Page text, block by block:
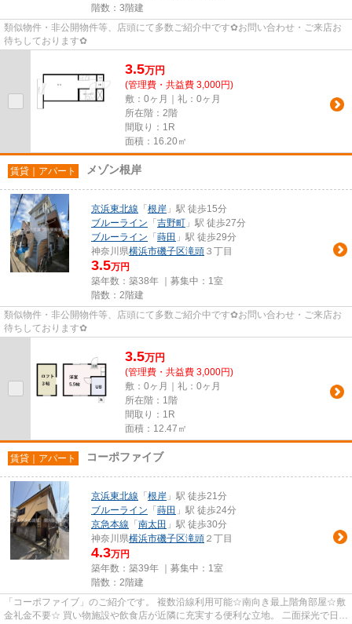
階数：3階建
類似物件・非公開物件等、店頭にて多数ご紹介中です✿お問い合わせ・ご来店お
待ちしております✿
3.5万円
(管理費・共益費 3,000円)
敷：0ヶ月｜礼：0ヶ月
所在階：2階
間取り：1R
面積：16.20㎡
賃貸｜アパート メゾン根岸
京浜東北線 「 根岸 」駅 徒歩15分
ブルーライン 「 吉野町 」駅 徒歩27分
ブルーライン 「 蒔田 」駅 徒歩29分
神奈川県横浜市磯子区滝頭 ３丁目
3.5万円
築年数：築38年 ｜募集中： 1室
階数：2階建
類似物件・非公開物件等、店頭にて多数ご紹介中です✿お問い合わせ・ご来店お
待ちしております✿
3.5万円
(管理費・共益費 3,000円)
敷：0ヶ月｜礼：0ヶ月
所在階：1階
間取り：1R
面積：12.47㎡
賃貸｜アパート コーポファイブ
京浜東北線 「 根岸 」駅 徒歩21分
ブルーライン 「 蒔田 」駅 徒歩24分
京急本線 「 南太田 」駅 徒歩30分
神奈川県横浜市磯子区滝頭 ２丁目
4.3万円
築年数：築39年 ｜募集中： 1室
階数：2階建
「コーポファイブ」のご紹介です。 複数沿線利用可能☆南向き最上階角部屋☆敷
金礼金不要☆ 買い物施設や飲食店が近隣に充実する便利な立地。 二面採光で日当